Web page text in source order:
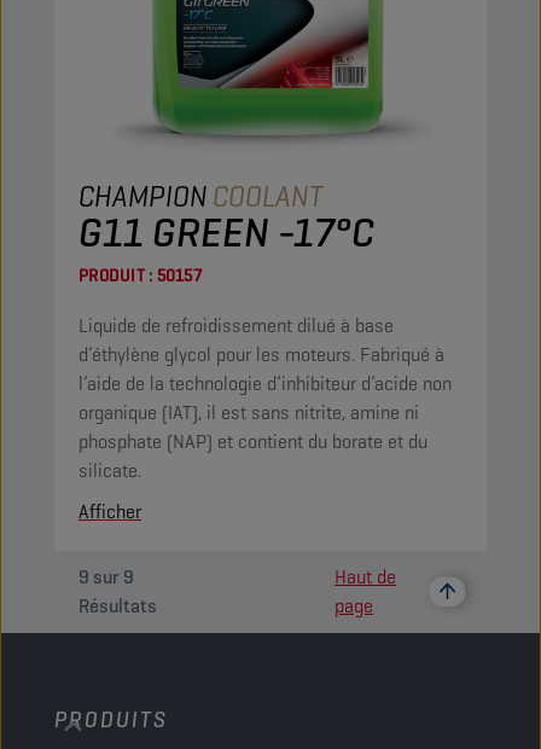
CHAMPIONCOOLANT
G11 GREEN -17°C
PRODUIT : 50157
Liquide de refroidissement dilué à base
d’éthylène glycol pour les moteurs. Fabriqué à
l’aide de la technologie d’inhibiteur d’acide non
organique (IAT), il est sans nitrite, amine ni
phosphate (NAP) et contient du borate et du
silicate.
Afficher
9 sur9
Résultats
Haut de
page
PRODUITS